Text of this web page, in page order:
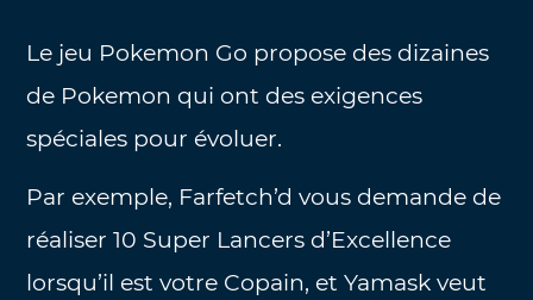
Le jeu Pokemon Go propose des dizaines
de Pokemon qui ont des exigences
spéciales pour évoluer.
Par exemple, Farfetch’d vous demande de
réaliser 10 Super Lancers d’Excellence
lorsqu’il est votre Copain, et Yamask veut